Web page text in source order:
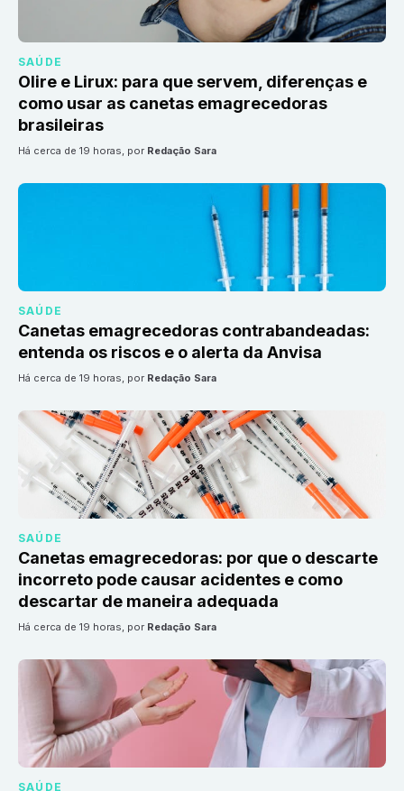
SAÚDE
Olire e Lirux: para que servem, diferenças e
como usar as canetas emagrecedoras
brasileiras
há cerca de 19 horas, por Redação Sara
SAÚDE
Canetas emagrecedoras contrabandeadas:
entenda os riscos e o alerta da Anvisa
há cerca de 19 horas, por Redação Sara
SAÚDE
Canetas emagrecedoras: por que o descarte
incorreto pode causar acidentes e como
descartar de maneira adequada
há cerca de 19 horas, por Redação Sara
SAÚDE